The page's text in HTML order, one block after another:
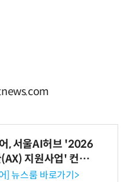
, 서울AI허브 '2026
지원사업' 컨소
] 뉴스룸 바로가기>